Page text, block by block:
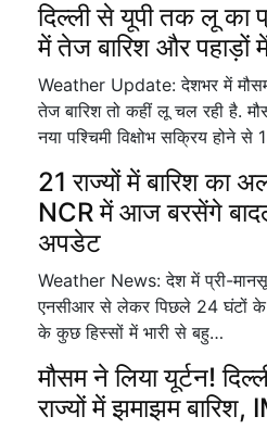
दिल्ली से यूपी तक लू का
में तेज बारिश और पहाड़ों
Weather Update: देशभर में
तेज बारिश तो कहीं लू चल रही है.
नया पश्चिमी विक्षोभ सक्रिय होने से
21 राज्यों में बारिश का
NCR में आज बरसेंगे
अपडेट
Weather News: देश में प्री-
एनसीआर से लेकर पिछले 24 घंटों के
के कुछ हिस्सों में भारी से बहु…
मौसम ने लिया यूर्टन!
राज्यों में झमाझम बारिश,